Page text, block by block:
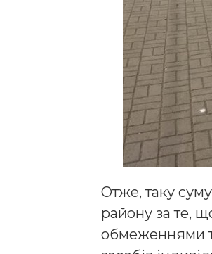
Отже, таку
району за те,
обмеженнями